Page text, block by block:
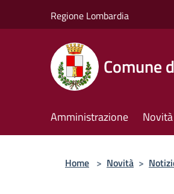
Regione Lombardia
Comune
Amministrazione Novità
Home > Novità >